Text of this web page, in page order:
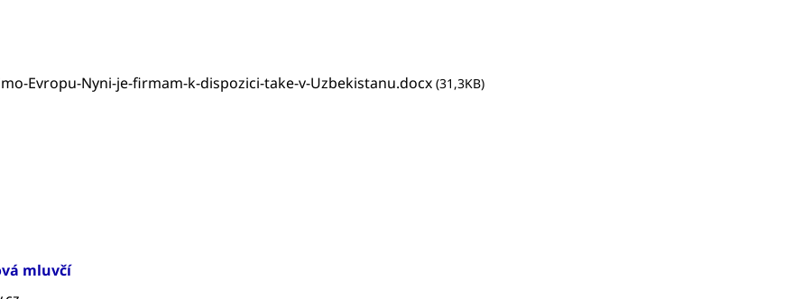
Evropu-Nyni-je-firmam-k-dispozici-take-v-Uzbekistanu.docx (31,3KB)
mluvčí